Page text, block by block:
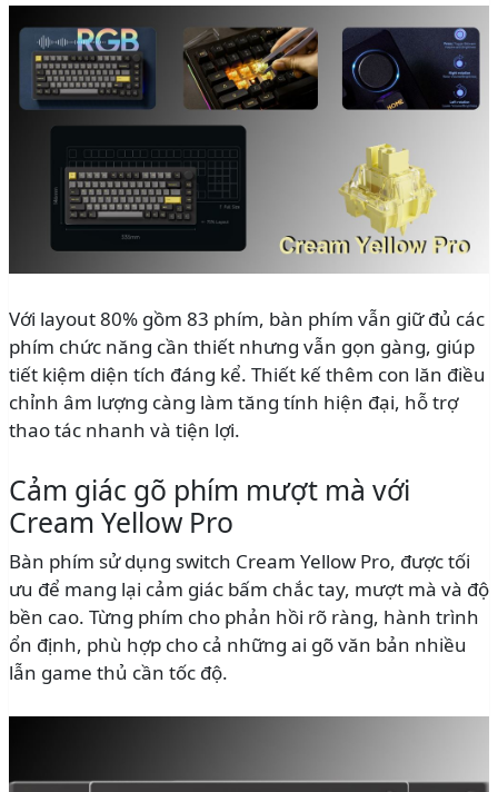
Với layout 80% gồm 83 phím, bàn phím vẫn giữ đủ các
phím chức năng cần thiết nhưng vẫn gọn gàng, giúp
tiết kiệm diện tích đáng kể. Thiết kế thêm con lăn điều
chỉnh âm lượng càng làm tăng tính hiện đại, hỗ trợ
thao tác nhanh và tiện lợi.
Cảm giác gõ phím mượt mà với
Cream Yellow Pro
Bàn phím sử dụng switch Cream Yellow Pro, được tối
ưu để mang lại cảm giác bấm chắc tay, mượt mà và độ
bền cao. Từng phím cho phản hồi rõ ràng, hành trình
ổn định, phù hợp cho cả những ai gõ văn bản nhiều
lẫn game thủ cần tốc độ.